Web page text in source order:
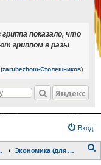
показало, что
гриппом в разы
(zarubezhom-Столешников)
Яндекс
Вход
Экономика (для специалистов)